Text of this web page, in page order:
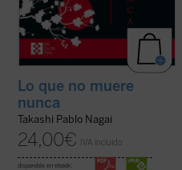
Lo que no muere
nunca
Takashi Pablo Nagai
24,00€ IVA incluido
disponible en ebook: